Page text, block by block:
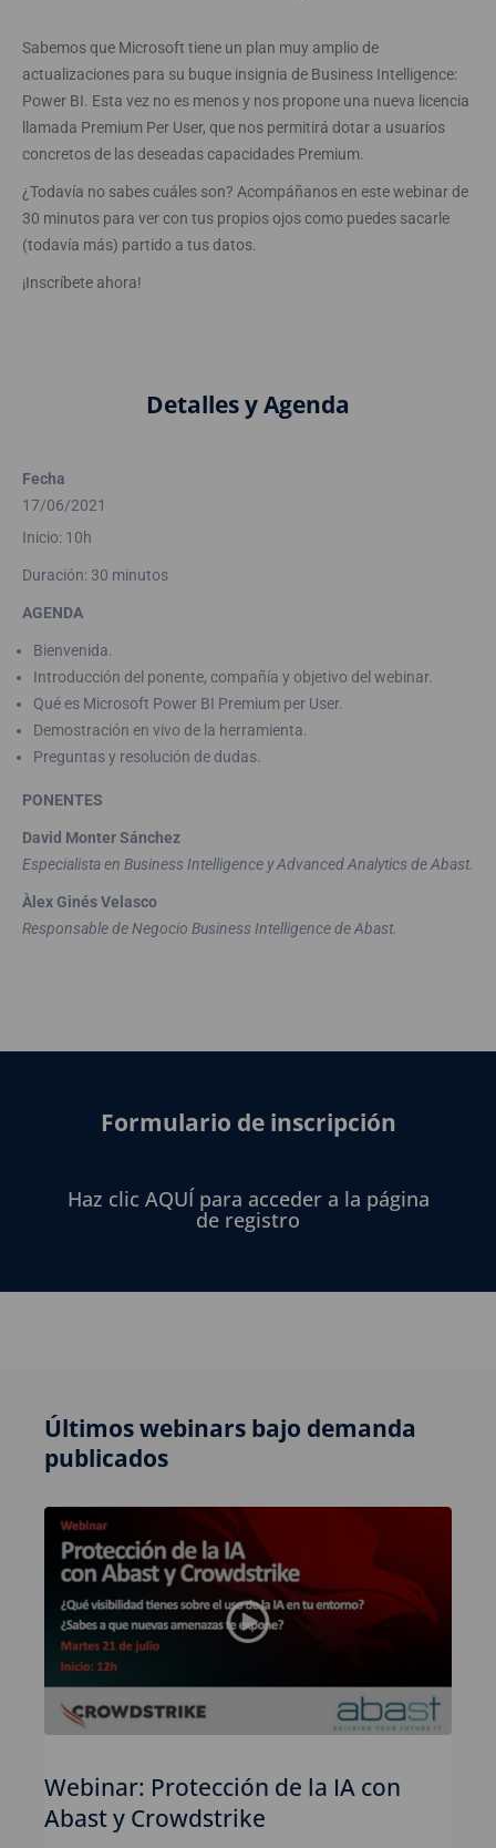
Sabemos que Microsoft tiene un plan muy amplio de
actualizaciones para su buque insignia de Business Intelligence:
Power BI. Esta vez no es menos y nos propone una nueva licencia
llamada Premium Per User, que nos permitirá dotar a usuarios
concretos de las deseadas capacidades Premium.
¿Todavía no sabes cuáles son? Acompáñanos en este webinar de
30 minutos para ver con tus propios ojos como puedes sacarle
(todavía más) partido a tus datos.
¡Inscríbete ahora!
Detalles y Agenda
Fecha
17/06/2021
Inicio: 10h
Duración: 30 minutos
AGENDA
Bienvenida.
Introducción del ponente, compañía y objetivo del webinar.
Qué es Microsoft Power BI Premium per User.
Demostración en vivo de la herramienta.
Preguntas y resolución de dudas.
PONENTES
David Monter Sánchez
Especialista en Business Intelligence y Advanced Analytics de Abast.
Àlex Ginés Velasco
Responsable de Negocio Business Intelligence de Abast.
Formulario de inscripción
Haz clic AQUÍ para acceder a la página
de registro
Últimos webinars bajo demanda
publicados
Webinar: Protección de la IA con
Abast y Crowdstrike